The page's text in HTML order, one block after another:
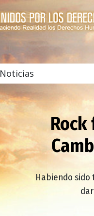
Noticias
Habiendo sido